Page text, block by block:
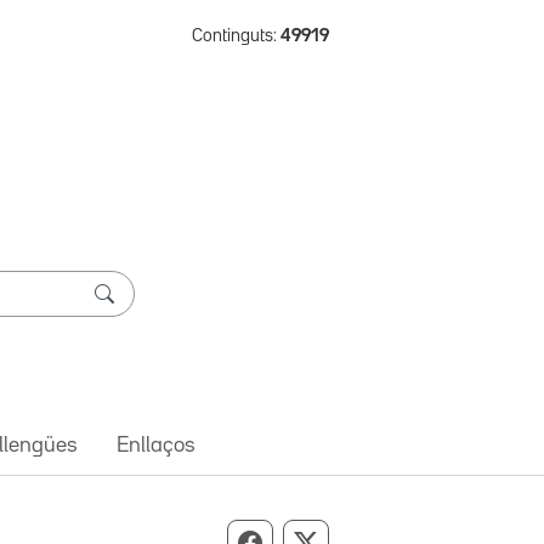
Continguts: 49919
Enllaços